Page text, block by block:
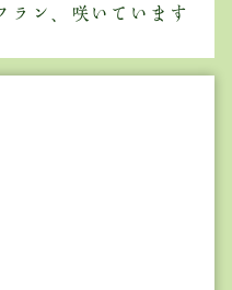
ラン、咲いています